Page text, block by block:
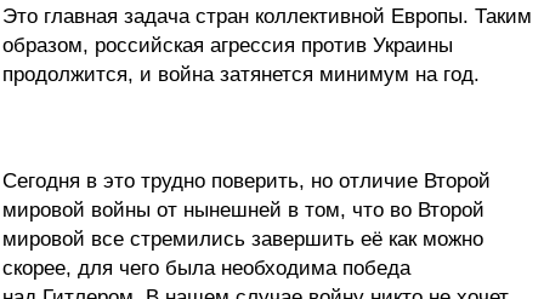
Это главная задача стран коллективной Европы. Таким
образом, российская агрессия против Украины
продолжится, и война затянется минимум на год.
Сегодня в это трудно поверить, но отличие Второй
мировой войны от нынешней в том, что во Второй
мировой все стремились завершить её как можно
скорее, для чего была необходима победа